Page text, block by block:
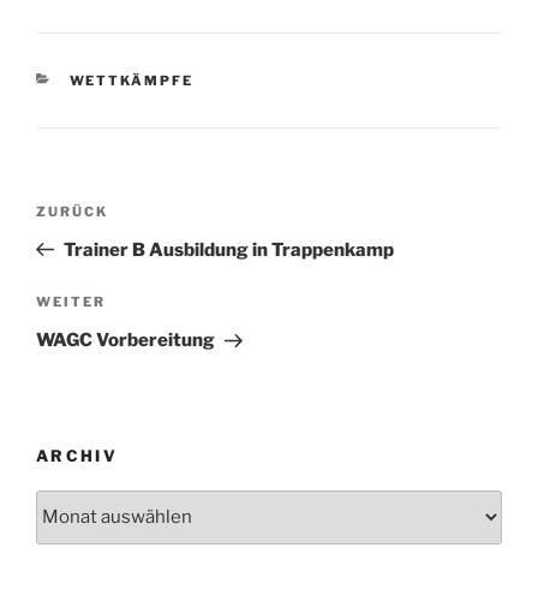
KATEGORIEN
WETTKÄMPFE
Beitragsnavigation
Vorheriger
Beitrag
ZURÜCK
Trainer B Ausbildung in Trappenkamp
Nächster
Beitrag
WEITER
WAGC Vorbereitung
ARCHIV